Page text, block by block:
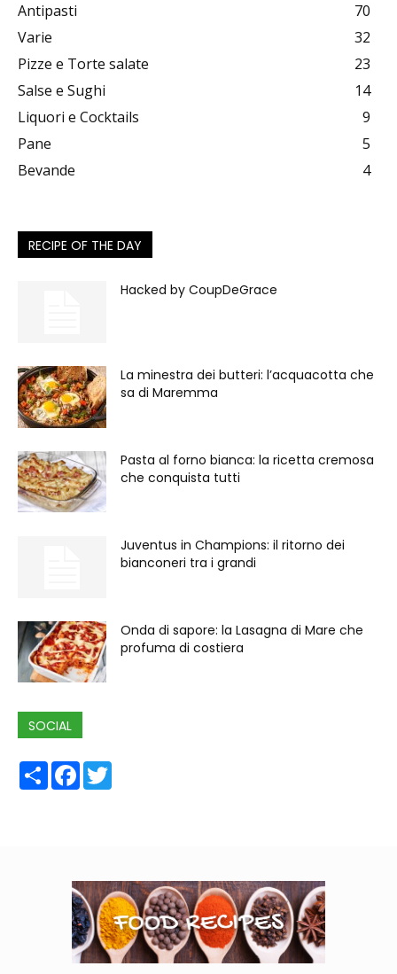
Antipasti
70
Varie
32
Pizze e Torte salate
23
Salse e Sughi
14
Liquori e Cocktails
9
Pane
5
Bevande
4
RECIPE OF THE DAY
Hacked by CoupDeGrace
La minestra dei butteri: l’acquacotta che
sa di Maremma
Pasta al forno bianca: la ricetta cremosa
che conquista tutti
Juventus in Champions: il ritorno dei
bianconeri tra i grandi
Onda di sapore: la Lasagna di Mare che
profuma di costiera
SOCIAL
ShareFacebook